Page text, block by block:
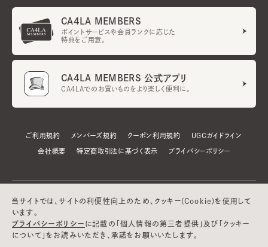
CA4LA MEMBERS
ポイントサービスや会員ランクに応じた
特典をご用意。
CA4LA MEMBERS 公式アプリ
CA4LAでのお買いものをより楽しく便利に。
ご利用規約 メンバーズ規約 クーポン利用規約 UGCガイドライン
会社概要 特定商取引法に基づく表示 プライバシーポリシー
当サイトでは、サイトの利便性向上のため、クッキー(Cookie)を使用して
います。
プライバシーポリシー に記載の「個人情報の第三者提供」及び「クッキー
について」をお読みいただき、承諾をお願いいたします。